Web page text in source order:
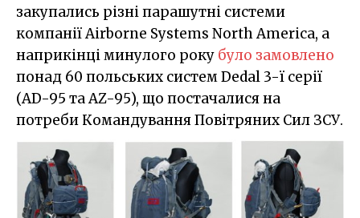
закупались різні парашутні системи
компанії Airborne Systems North America, а
наприкінці минулого року було замовлено
понад 60 польських систем Dedal 3-ї серії
(АD-95 та АZ-95), що постачалися на
потреби Командування Повітряних Сил ЗСУ.